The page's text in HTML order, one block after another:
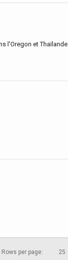
l'Oregon et Thaïlande
Rows per page: 25